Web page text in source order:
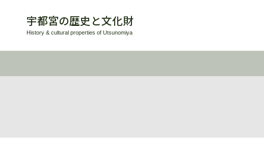
宇都宮の歴史と文化財
History & cultural properties of Utsunomiya